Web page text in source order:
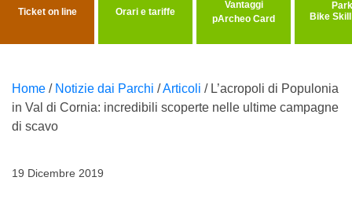
Ticket on line Orari e tariffe
Vantaggi
pArcheo Card
Bike
Home / Notizie dai Parchi /Articoli / L’acropoli di Populonia
in Val di Cornia: incredibili scoperte nelle ultime campagne
di scavo
19 Dicembre 2019